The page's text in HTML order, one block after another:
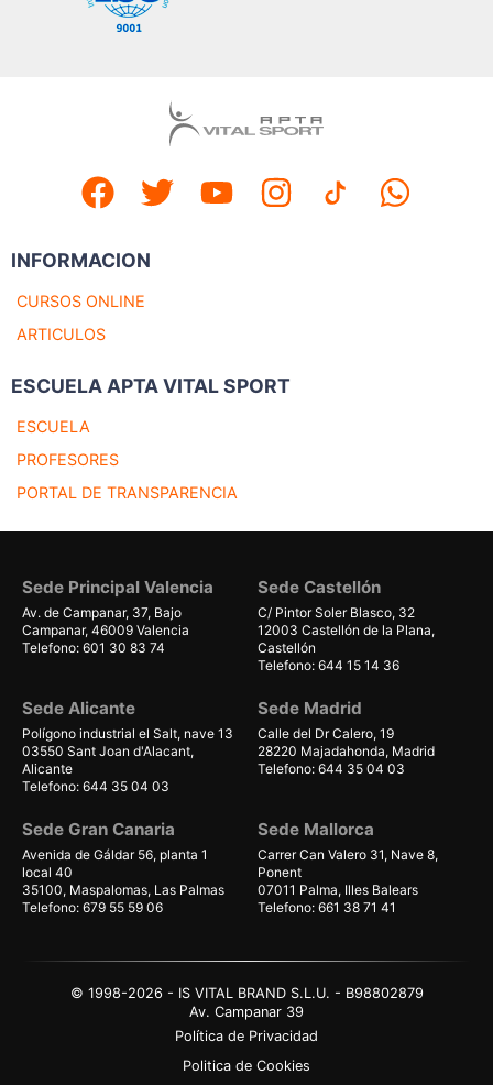
INFORMACION
CURSOS ONLINE
ARTICULOS
ESCUELA APTA VITAL SPORT
ESCUELA
PROFESORES
PORTAL DE TRANSPARENCIA
Sede Principal Valencia
Av. de Campanar, 37, Bajo
Campanar, 46009 Valencia
Telefono: 601 30 83 74
Sede Castellón
C/ Pintor Soler Blasco, 32
12003 Castellón de la Plana,
Castellón
Telefono: 644 15 14 36
Sede Alicante
Polígono industrial el Salt, nave 13
03550 Sant Joan d'Alacant,
Alicante
Telefono: 644 35 04 03
Sede Madrid
Calle del Dr Calero, 19
28220 Majadahonda, Madrid
Telefono: 644 35 04 03
Sede Gran Canaria
Avenida de Gáldar 56, planta 1
local 40
35100, Maspalomas, Las Palmas
Telefono: 679 55 59 06
Sede Mallorca
Carrer Can Valero 31, Nave 8,
Ponent
07011 Palma, Illes Balears
Telefono: 661 38 71 41
© 1998-2026 - IS VITAL BRAND S.L.U. - B98802879
Av. Campanar 39
Política de Privacidad
Politica de Cookies